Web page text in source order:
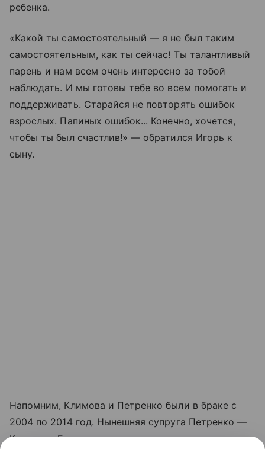
ребенка.
«Какой ты самостоятельный — я не был таким
самостоятельным, как ты сейчас! Ты талантливый
парень и нам всем очень интересно за тобой
наблюдать. И мы готовы тебе во всем помогать и
поддерживать. Старайся не повторять ошибок
взрослых. Папиных ошибок... Конечно, хочется,
чтобы ты был счастлив!» — обратился Игорь к
сыну.
Напомним, Климова и Петренко были в браке с
2004 по 2014 год. Нынешняя супруга Петренко —
Кристина Бродская.